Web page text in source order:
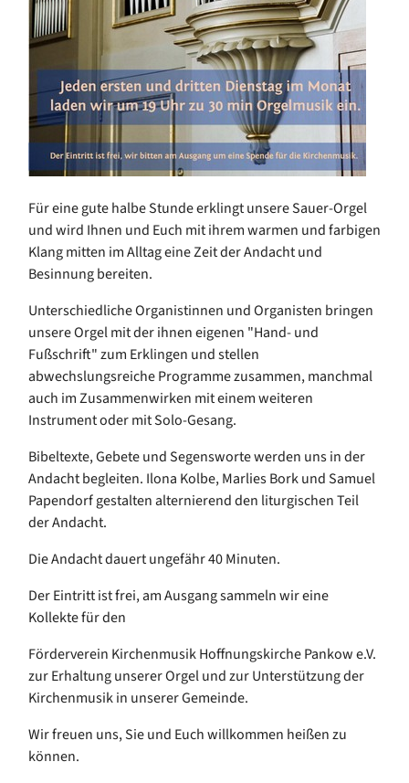
Für eine gute halbe Stunde erklingt unsere Sauer-Orgel
und wird Ihnen und Euch mit ihrem warmen und farbigen
Klang mitten im Alltag eine Zeit der Andacht und
Besinnung bereiten.
Unterschiedliche Organistinnen und Organisten bringen
unsere Orgel mit der ihnen eigenen "Hand- und
Fußschrift" zum Erklingen und stellen
abwechslungsreiche Programme zusammen, manchmal
auch im Zusammenwirken mit einem weiteren
Instrument oder mit Solo-Gesang.
Bibeltexte, Gebete und Segensworte werden uns in der
Andacht begleiten. Ilona Kolbe, Marlies Bork und Samuel
Papendorf gestalten alternierend den liturgischen Teil
der Andacht.
Die Andacht dauert ungefähr 40 Minuten.
Der Eintritt ist frei, am Ausgang sammeln wir eine
Kollekte für den
Förderverein Kirchenmusik Hoffnungskirche Pankow e.V.
zur Erhaltung unserer Orgel und zur Unterstützung der
Kirchenmusik in unserer Gemeinde.
Wir freuen uns, Sie und Euch willkommen heißen zu
können.